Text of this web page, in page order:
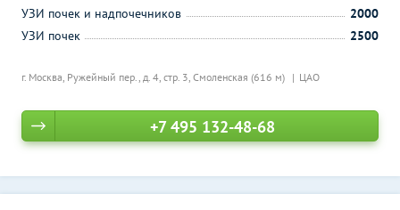
г. Москва, Ружейный пер., д. 4, стр. 3, Смоленская (616 м) ЦАО
УЗИ почек и надпочечников
2000
УЗИ почек
2500
+7 495 132-48-68